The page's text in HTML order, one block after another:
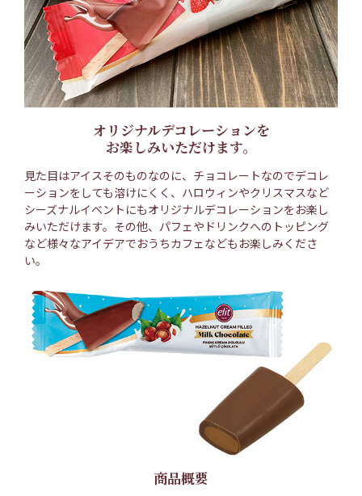
オリジナルデコレーションを
お楽しみいただけます。
見た目はアイスそのものなのに、チョコレートなのでデコレ
ーションをしても溶けにくく、ハロウィンやクリスマスなど
シーズナルイベントにもオリジナルデコレーションをお楽し
みいただけます。その他、パフェやドリンクへのトッピング
など様々なアイデアでおうちカフェなどもお楽しみくださ
い。
商品概要